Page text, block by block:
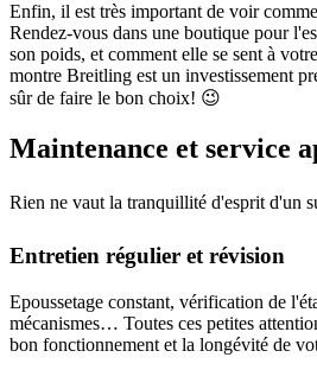
Enfin, il est très important de voir
Rendez-vous dans une boutique pour
son poids, et comment elle se sent à
montre Breitling est un investissement
sûr de faire le bon choix! 😉
Maintenance et service
Rien ne vaut la tranquillité d'esprit d'un
Entretien régulier et révision
Epoussetage constant, vérification de
mécanismes… Toutes ces petites
bon fonctionnement et la longévité de